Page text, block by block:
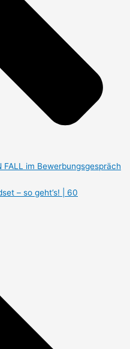
FALL im Bewerbungsgespräch
– so geht’s! | 60